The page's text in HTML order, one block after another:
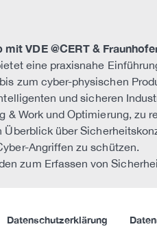
VDE @CERT &
eine praxisnahe
zum cyber-physischen
und sicheren
& Work und Optimierung, zu
Überblick über
Angriffen zu schützen.
zum Erfassen von
Datenschutzerklärung